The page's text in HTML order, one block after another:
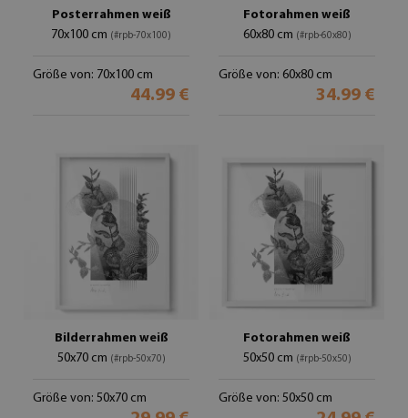
Posterrahmen weiß
70x100 cm (#rpb-70x100)
Größe von: 70x100 cm
44.99 €
Fotorahmen weiß
60x80 cm (#rpb-60x80)
Größe von: 60x80 cm
34.99 €
Bilderrahmen weiß
50x70 cm (#rpb-50x70)
Größe von: 50x70 cm
Fotorahmen weiß
50x50 cm (#rpb-50x50)
Größe von: 50x50 cm